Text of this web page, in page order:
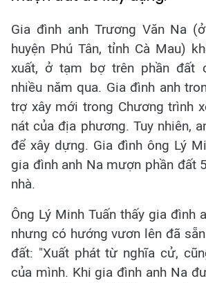
Gia đình anh Trương Văn Na
huyện Phú Tân, tỉnh Cà Mau)
xuất, ở tạm bợ trên phần đất
nhiều năm qua. Gia đình anh
trợ xây mới trong Chương trình
nát của địa phương. Tuy nhiên,
để xây dựng. Gia đình ông Lý
gia đình anh Na mượn phần đất
nhà.
Ông Lý Minh Tuấn thấy gia đình
nhưng có hướng vươn lên đã
đất: "Xuất phát từ nghĩa cử,
của mình. Khi gia đình anh Na